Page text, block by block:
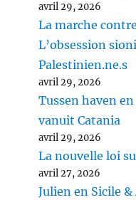
avril 29, 2026
La marche
L’obsession
Palestinien.ne.s
avril 29, 2026
Tussen haven
vanuit Catania
avril 29, 2026
La nouvelle loi
avril 27, 2026
Julien en Sicile